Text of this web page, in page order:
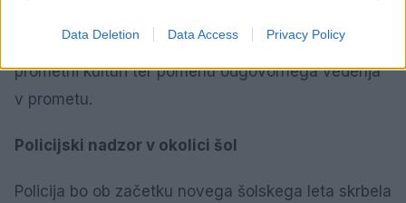
Data Deletion Data Access Privacy Policy
prijazen in zabaven način učijo najmlajše o
prometni kulturi ter pomenu odgovornega vedenja
v prometu.
Policijski nadzor v okolici šol
Policija bo ob začetku novega šolskega leta skrbela